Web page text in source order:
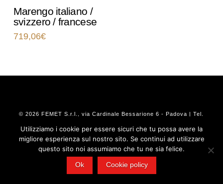
Marengo italiano /
svizzero / francese
719,06€
© 2026 FEMET S.r.l., via Cardinale Bessarione 6 - Padova | Tel.
Utilizziamo i cookie per essere sicuri che tu possa avere la
migliore esperienza sul nostro sito. Se continui ad utilizzare
questo sito noi assumiamo che tu ne sia felice.
Ok
Cookie policy